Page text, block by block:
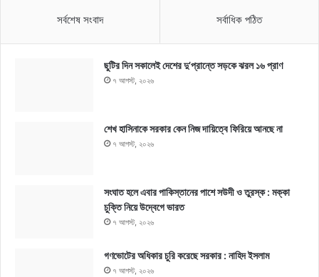
সর্বশেষ সংবাদ সর্বাধিক পঠিত
ছুটির দিন সকালেই দেশের দু’প্রান্তে সড়কে ঝরল ১৬ প্রাণ
৭ আগস্ট, ২০২৬
শেখ হাসিনাকে সরকার কেন নিজ দায়িত্বে ফিরিয়ে আনছে না
৭ আগস্ট, ২০২৬
সংঘাত হলে এবার পাকিস্তানের পাশে সউদী ও তুরস্ক : মক্কা
চুক্তি নিয়ে উদ্বেগে ভারত
৭ আগস্ট, ২০২৬
গণভোটের অধিকার চুরি করেছে সরকার : নাহিদ ইসলাম
৭ আগস্ট, ২০২৬